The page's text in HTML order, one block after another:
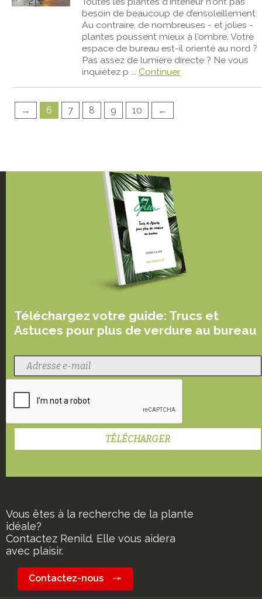
besoin de beaucoup de d’ensoleillement.
Au contraire, de nombreuses - et jolies -
plantes poussent mieux à l'ombre. Votre
espace de bureau est-il orienté au nord ?
Pas assez de lumière directe ? Ne vous
inquiétez p ... Continuer
→ 6 7 8 9 10 ←
Téléchargez votre guide: Trucs et
Astuces pour plus de verdure au bureau
Vous êtes à la recherche de la plante
idéale?
Contactez Renild. Elle vous aidera
avec plaisir.
Contactez-nous